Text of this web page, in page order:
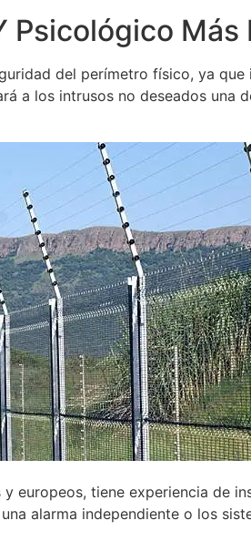
Psicológico
del perímetro físico, ya
a los intrusos no deseados una
europeos, tiene experiencia de
alarma independiente o los